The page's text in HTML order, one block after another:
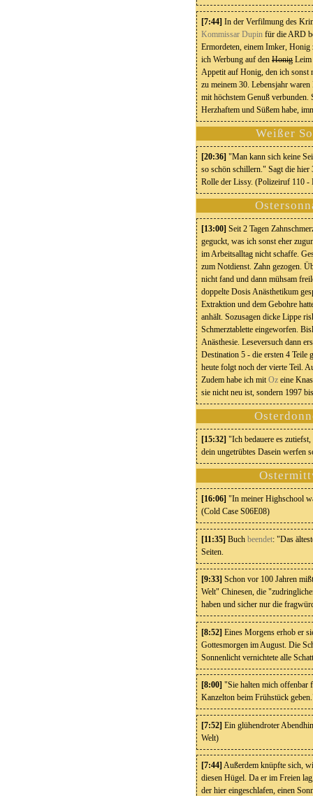
[7:44] In der Verfilmung des
Kommissar Dupin für die ARD
Ermordeten, einem Imker,
ich Werbung auf den Honig Leim
Appetit auf Honig, den ich sonst
zu meinem 30. Lebensjahr
mit höchstem Genuß verbunden.
Herzhaftem und Süßem habe,
Weißer
[20:36] "Man kann sich keine
so schön schillern." Sagt die hier
Rolle der Lissy. (Polizeiruf 110 -
[13:00] Seit 2 Tagen
geguckt, was ich sonst eher
im Arbeitsalltag nicht schaffe.
zum Notdienst. Zahn gezogen.
nicht fand und dann mühsam
doppelte Dosis Anästhetikum
Extraktion und dem Gebohre
anhält. Sozusagen dicke Lippe
Schmerztablette eingeworfen.
Anästhesie. Leseversuch dann
Destination 5 - die ersten 4 Teile
heute folgt noch der vierte Teil.
Zudem habe ich mitOz eine
sie nicht neu ist, sondern 1997
[15:32] "Ich bedauere es
dein ungetrübtes Dasein werfen
[16:06] "In meiner Highschool
(Cold Case S06E08)
[11:35] Buch beendet: "Das
Seiten.
[9:33] Schon vor 100 Jahren
Welt" Chinesen, die
haben und sicher nur die
[8:52] Eines Morgens erhob er
Gottesmorgen im August. Die
Sonnenlicht vernichtete alle
[8:00]
"Sie halten mich offenbar
Kanzelton beim Frühstück
[7:52] Ein glühendroter
Welt)
[7:44] Außerdem knüpfte sich,
diesen Hügel. Da er im Freien
der hier eingeschlafen, einen